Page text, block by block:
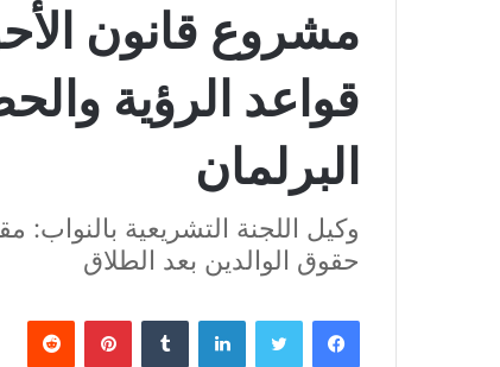
مشروع قانون
قواعد الرؤية
البرلمان
وكيل اللجنة التشريعية
حقوق الوالدين بعد الطلاق
فيسبوك تويتر لينكدإن بينتيريست